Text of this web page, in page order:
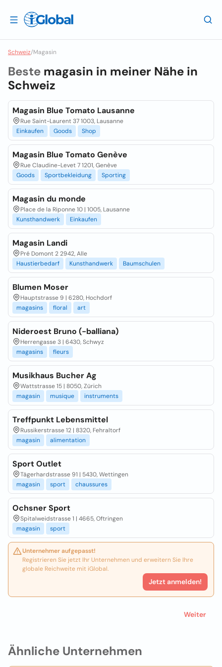
Schweiz/Magasin
Ähnliche Unternehmen
Beste magasin in meiner Nähe in
Schweiz
Magasin Blue Tomato Lausanne
Rue Saint-Laurent 37 1003, Lausanne
Einkaufen
Goods Shop
Magasin Blue Tomato Genève
Rue Claudine-Levet 7 1201, Genève
Goods
Sportbekleidung Sporting
Magasin du monde
Place de la Riponne 10 | 1005, Lausanne
Kunsthandwerk
Einkaufen
Magasin Landi
Pré Domont 2 2942, Alle
Haustierbedarf
Kunsthandwerk Baumschulen
Blumen Moser
Hauptstrasse 9 | 6280, Hochdorf
magasins
floral art
Nideroest Bruno (-balliana)
Herrengasse 3 | 6430, Schwyz
magasins
fleurs
Musikhaus Bucher Ag
Wattstrasse 15 | 8050, Zürich
magasin
musique instruments
Treffpunkt Lebensmittel
Russikerstrasse 12 | 8320, Fehraltorf
magasin
alimentation
Sport Outlet
Tägerhardstrasse 91 | 5430, Wettingen
magasin
sport chaussures
Ochsner Sport
Spitalweidstrasse 1 | 4665, Oftringen
magasin
sport
Unternehmer aufgepasst!
Registrieren Sie jetzt Ihr Unternehmen und erweitern Sie Ihre
globale Reichweite mit iGlobal.
Jetzt anmelden!
Weiter